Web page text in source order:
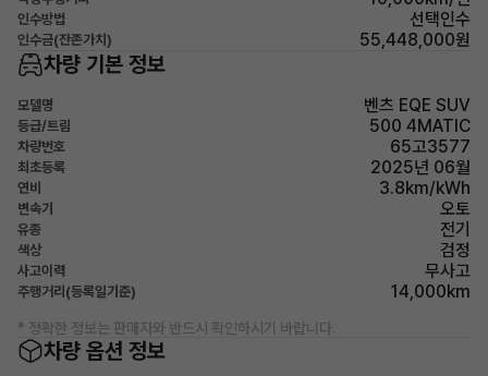
인수방법 선택인수
인수금(잔존가치) 55,448,000원
차량 기본 정보
모델명 벤츠 EQE SUV
등급/트림 500 4MATIC
차량번호 65고3577
최초등록 2025년 06월
연비 3.8km/kWh
변속기 오토
유종 전기
색상 검정
사고이력 무사고
주행거리(등록일기준) 14,000km
* 정확한 정보는 판매자와 반드시 확인하시기 바랍니다.
차량 옵션 정보